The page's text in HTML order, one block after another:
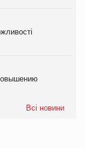
Всі новини